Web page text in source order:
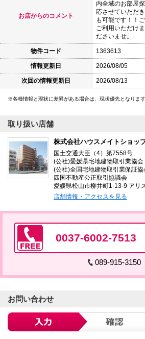
お店からのコメント
内全域のお部屋
応させていただ
も可能です！！
ご利用いただけ
ださいませ。
物件コード 1363613
情報更新日 2026/08/05
次回の情報更新日 2026/08/13
各種情報と現状に差異がある場合は、現状優先となります
取り扱い店舗
株式会社ハウスメイトショッ
国土交通大臣（4）第7558号
(公社)愛媛県宅地建物取引業協会
(公社)全国宅地建物取引業保証協
四国不動産公正取引協議会
愛媛県松山市柳井町1-13-9 アリ
店舗情報・アクセスを見る
0037-6002-7513
089-915-3150
お問い合わせ